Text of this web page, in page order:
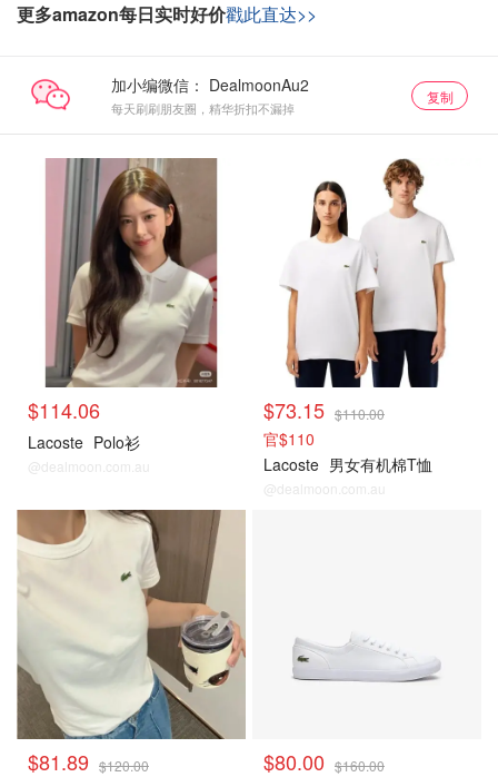
更多amazon每日实时好价戳此直达>>
加小编微信：
每天刷刷朋友圈，精华折扣不漏掉
复制
$114.06
Lacoste Polo衫
@dealmoon.com.au
$73.15 $110.00
官$110
Lacoste 男女有机棉T恤
@dealmoon.com.au
$81.89 $120.00 $80.00 $160.00